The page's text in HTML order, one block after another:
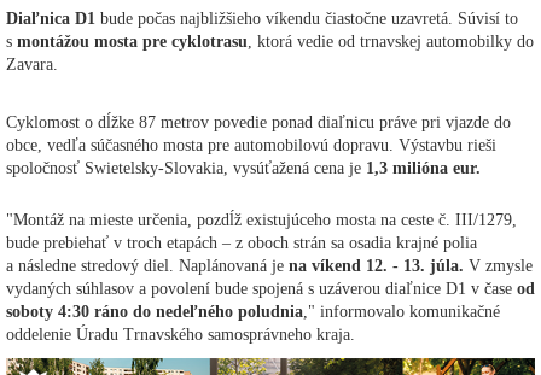
Diaľnica D1 bude počas najbližšieho víkendu čiastočne uzavretá. Súvisí to
s montážou mosta pre cyklotrasu , ktorá vedie od trnavskej automobilky do
Zavara.
Cyklomost o dĺžke 87 metrov povedie ponad diaľnicu práve pri vjazde do
obce, vedľa súčasného mosta pre automobilovú dopravu. Výstavbu rieši
spoločnosť Swietelsky-Slovakia, vysúťažená cena je 1,3 milióna eur.
"Montáž na mieste určenia, pozdĺž existujúceho mosta na ceste č. III/1279,
bude prebiehať v troch etapách – z oboch strán sa osadia krajné polia
a následne stredový diel. Naplánovaná je na víkend 12. - 13. júla. V zmysle
vydaných súhlasov a povolení bude spojená s uzáverou diaľnice D1 v čase od
soboty 4:30 ráno do nedeľného poludnia ," informovalo komunikačné
oddelenie Úradu Trnavského samosprávneho kraja.